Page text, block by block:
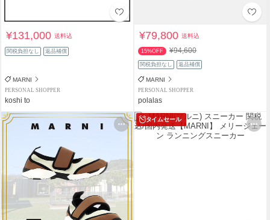
¥131,000送料込
関税負担なし 返品補償
MARNI
PERSONAL SHOPPER
koshi to
¥79,800送料込
15%OFF ¥94,600
関税負担なし 返品補償
MARNI
PERSONAL SHOPPER
polalas
タイムセール